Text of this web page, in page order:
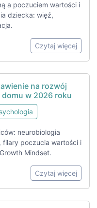
a poczuciem wartości i
dziecka: więź,
Czytaj więcej
na rozwój
w 2026 roku
neurobiologia
filary poczucia wartości i
Mindset.
Czytaj więcej